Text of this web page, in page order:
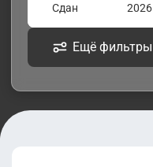
Сдан 2026
Ещё фильтры